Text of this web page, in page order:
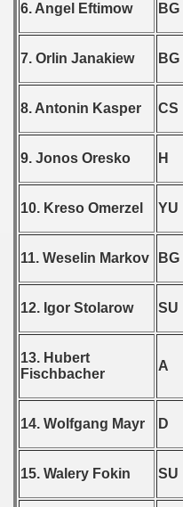
6. Angel Eftimow BG
7. Orlin Janakiew BG
8. Antonin Kasper CS
9. Jonos Oresko H
10. Kreso Omerzel YU
11. Weselin Markov BG
12. Igor Stolarow SU
13. Hubert
Fischbacher
A
14. Wolfgang Mayr D
15. Walery Fokin SU